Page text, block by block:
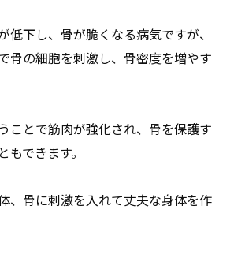
低下し、骨が脆くなる病気ですが、
骨の細胞を刺激し、 骨密度を増やす
ことで筋肉が強化され、 骨を保護す
もできます。
、 骨に刺激を入れて丈夫な身体を作